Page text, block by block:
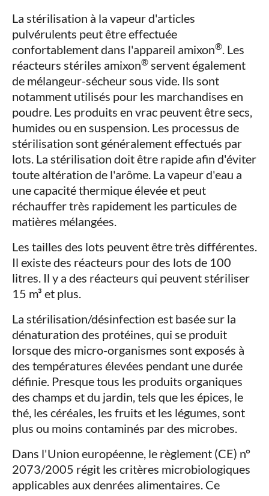
La stérilisation à la vapeur d'articles
pulvérulents peut être effectuée
confortablement dans l'appareil amixon®. Les
réacteurs stériles amixon® servent également
de mélangeur-sécheur sous vide. Ils sont
notamment utilisés pour les marchandises en
poudre. Les produits en vrac peuvent être secs,
humides ou en suspension. Les processus de
stérilisation sont généralement effectués par
lots. La stérilisation doit être rapide afin d'éviter
toute altération de l'arôme. La vapeur d'eau a
une capacité thermique élevée et peut
réchauffer très rapidement les particules de
matières mélangées.
Les tailles des lots peuvent être très différentes.
Il existe des réacteurs pour des lots de 100
litres. Il y a des réacteurs qui peuvent stériliser
15 m³ et plus.
La stérilisation/désinfection est basée sur la
dénaturation des protéines, qui se produit
lorsque des micro-organismes sont exposés à
des températures élevées pendant une durée
définie. Presque tous les produits organiques
des champs et du jardin, tels que les épices, le
thé, les céréales, les fruits et les légumes, sont
plus ou moins contaminés par des microbes.
Dans l'Union européenne, le règlement (CE) n°
2073/2005 régit les critères microbiologiques
applicables aux denrées alimentaires. Ce